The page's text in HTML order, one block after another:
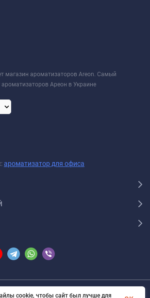
магазин ароматизаторов Areon. Самый
Ареон в Украине
ароматизатор для офиса
cookie, чтобы сайт был лучше для